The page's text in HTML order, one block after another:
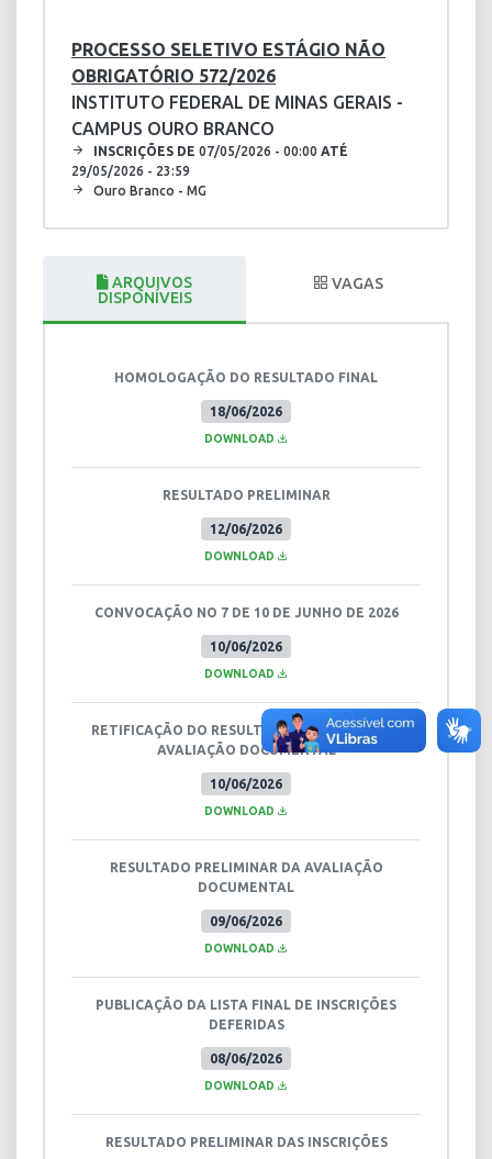
PROCESSO SELETIVO ESTÁGIO NÃO
OBRIGATÓRIO 572/2026
INSTITUTO FEDERAL DE MINAS GERAIS -
CAMPUS OURO BRANCO
INSCRIÇÕES DE 07/05/2026 - 00:00 ATÉ
29/05/2026 - 23:59
Ouro Branco - MG
ARQUIVOS
DISPONÍVEIS
VAGAS
18/06/2026
HOMOLOGAÇÃO DO RESULTADO FINAL
DOWNLOAD
12/06/2026
RESULTADO PRELIMINAR
DOWNLOAD
10/06/2026
CONVOCAÇÃO NO 7 DE 10 DE JUNHO DE 2026
DOWNLOAD
10/06/2026
RETIFICAÇÃO DO RESULTADO PRELIMINAR DA
AVALIAÇÃO DOCUMENTAL
DOWNLOAD
09/06/2026
RESULTADO PRELIMINAR DA AVALIAÇÃO
DOCUMENTAL
DOWNLOAD
08/06/2026
PUBLICAÇÃO DA LISTA FINAL DE INSCRIÇÕES
DEFERIDAS
DOWNLOAD
RESULTADO PRELIMINAR DAS INSCRIÇÕES